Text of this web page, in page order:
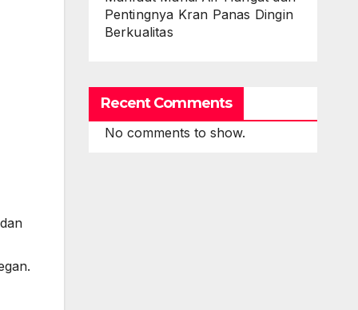
Pentingnya Kran Panas Dingin
Berkualitas
Recent Comments
No comments to show.